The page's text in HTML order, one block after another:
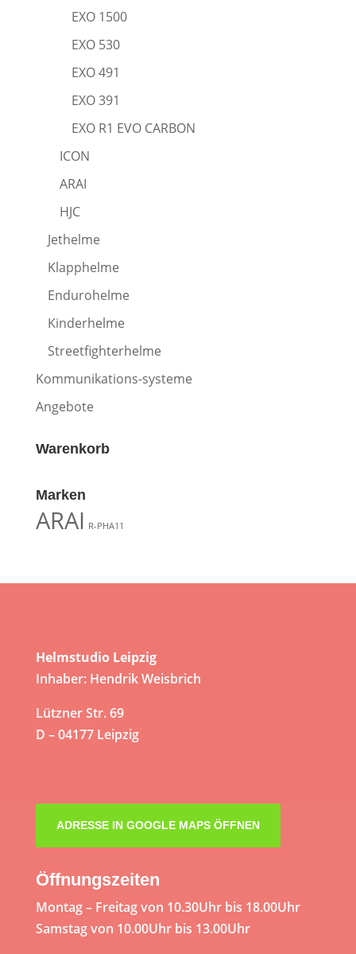
EXO 1500
EXO 530
EXO 491
EXO 391
EXO R1 EVO CARBON
ICON
ARAI
HJC
Jethelme
Klapphelme
Endurohelme
Kinderhelme
Streetfighterhelme
Kommunikations-systeme
Angebote
Warenkorb
Marken
ARAI R-PHA11
Helmstudio Leipzig
Inhaber: Hendrik Weisbrich
Lützner Str. 69
D – 04177 Leipzig
ADRESSE IN GOOGLE MAPS ÖFFNEN
Öffnungszeiten
Montag – Freitag von 10.30Uhr bis 18.00Uhr
Samstag von 10.00Uhr bis 13.00Uhr